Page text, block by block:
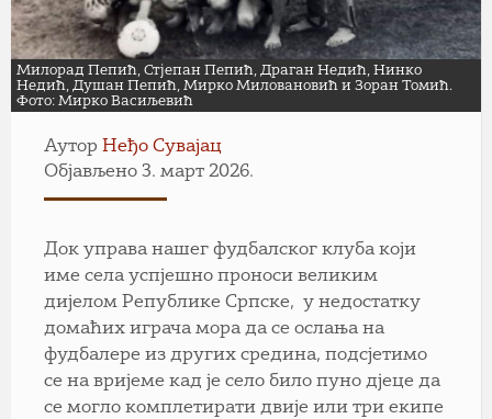
Милорад Пепић, Стјепан Пепић, Драган Недић, Нинко
Недић, Душан Пепић, Мирко Миловановић и Зоран Томић.
Фото: Мирко Васиљевић
Аутор Неђо Сувајац
Објављено 3. март 2026.
Док управа нашег фудбалског клуба који
име села успјешно проноси великим
дијелом Републике Српске, у недостатку
домаћих играча мора да се ослања на
фудбалере из других средина, подсјетимо
се на вријеме кад је село било пуно дјеце да
се могло комплетирати двије или три екипе